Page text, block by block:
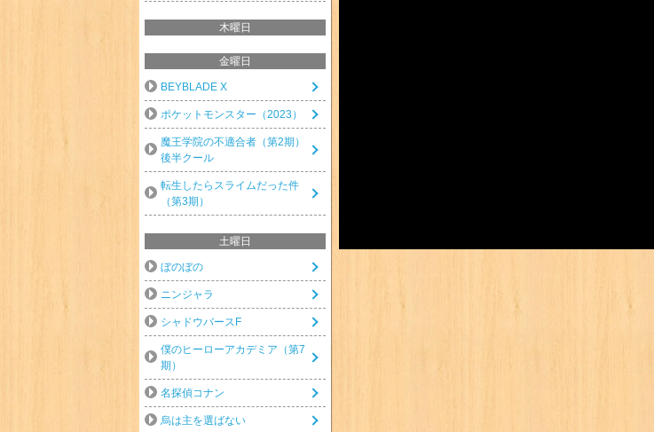
木曜日
金曜日
BEYBLADE X
ポケットモンスター（2023）
魔王学院の不適合者（第2期）
後半クール
転生したらスライムだった件
（第3期）
土曜日
ぼのぼの
ニンジャラ
シャドウバースF
僕のヒーローアカデミア（第7
期）
名探偵コナン
烏は主を選ばない